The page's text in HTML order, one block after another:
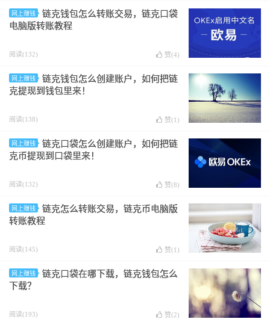
网上赚钱
链克钱包怎么转账交易，链克口袋
电脑版转账教程
阅读(132) 赞(4)
网上赚钱
链克钱包怎么创建账户，如何把链
克提现到钱包里来！
阅读(138) 赞(1 )
网上赚钱
链克口袋怎么创建账户，如何把链
克币提现到口袋里来！
阅读(132) 赞(8)
网上赚钱
链克怎么转账交易，链克币电脑版
转账教程
阅读(145) 赞(1 )
网上赚钱
链克口袋在哪下载，链克钱包怎么
下载？
阅读(193) 赞(2)